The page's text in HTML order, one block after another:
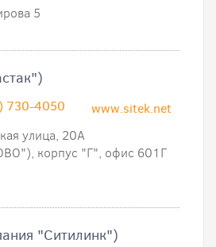
5
www.sitek.net
730-4050
улица, 20А
корпус "Г", офис 601Г
"Ситилинк")